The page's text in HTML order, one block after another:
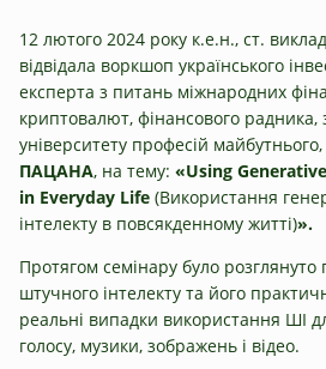
12 лютого 2024 року к.е.н., ст.
відвідала воркшоп українського
експерта з питань міжнародних
криптовалют, фінансового радника,
університету професій‌ май‌бутнього,
ПАЦАНА, на тему: «Using
in Everyday Life (Використання
інтелекту в повсякденному житті)».
Протягом семінару було
штучного інтелекту та його
реальні випадки використання ШІ
голосу, музики, зображень і відео.